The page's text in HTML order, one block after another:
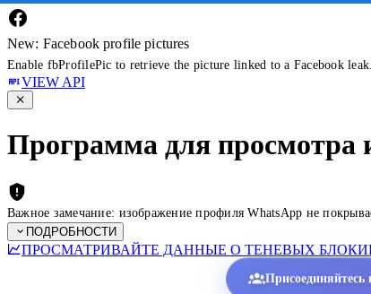
New: Facebook profile pictures
Enable fbProfilePic to retrieve the picture linked to a Facebook
VIEW API
Программа для просмотра
Важное замечание: изображение профиля WhatsApp не
ПОДРОБНОСТИ
ПРОСМАТРИВАЙТЕ ДАННЫЕ О ТЕНЕВЫХ